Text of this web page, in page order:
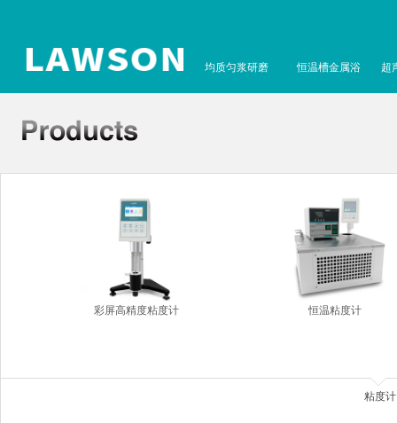
均质匀浆研磨 恒温槽金属浴 超
彩屏高精度粘度计 恒温粘度计
粘度计